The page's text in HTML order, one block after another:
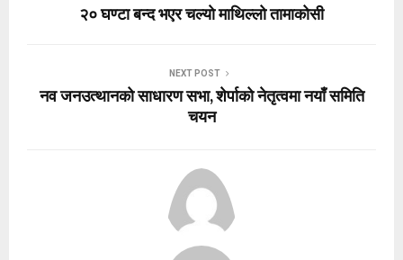
२० घण्टा बन्द भएर चल्याे माथिल्लो तामाकोसी
NEXT POST
नव जनउत्थानको साधारण सभा, शेर्पाको नेतृत्वमा नयाँ समिति
चयन